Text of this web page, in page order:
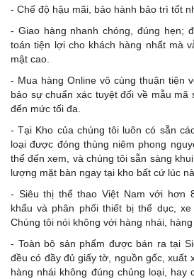
- Chế độ hậu mãi, bảo hành bảo trì tốt
- Giao hàng nhanh chóng, đúng hẹn;
toán tiện lợi cho khách hàng nhất mà
mật cao.
- Mua hàng Online vô cùng thuận tiện
bảo sự chuẩn xác tuyệt đối về mẫu mã
đến mức tối đa.
- Tại Kho của chúng tôi luôn có sẵn
loại được đóng thùng niêm phong
thể đến xem, và chúng tôi sẵn sàng
lượng mặt bàn ngay tại kho bất cứ lúc
- Siêu thị thể thao Việt Nam với hơn
khẩu và phân phối thiết bị thể dục, xe
Chúng tôi nói không với hàng nhái,
- Toàn bộ sản phẩm được bán ra tại
đều có đầy đủ giấy tờ, nguồn gốc, xuất
hàng nhái không đúng chủng loại, hay